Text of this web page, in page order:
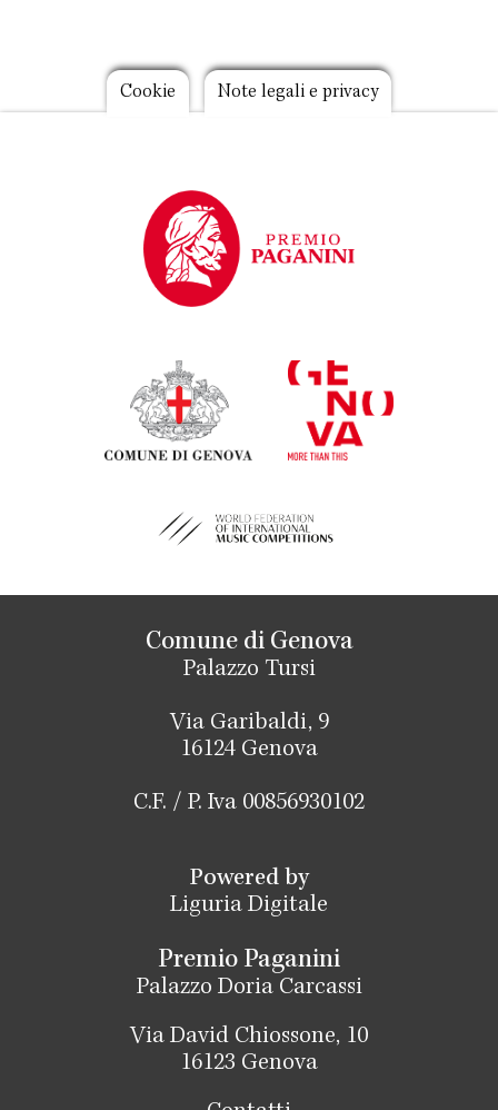
Footer
Cookie Note legali e privacy
Comune di Genova
Palazzo Tursi
Via Garibaldi, 9
16124 Genova
C.F. / P. Iva 00856930102
Powered by
Liguria Digitale
Premio Paganini
Palazzo Doria Carcassi
Via David Chiossone, 10
16123 Genova